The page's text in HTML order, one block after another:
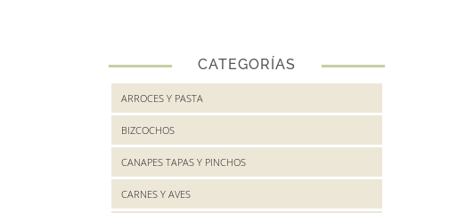
CATEGORÍAS
ARROCES Y PASTA
BIZCOCHOS
CANAPES TAPAS Y PINCHOS
CARNES Y AVES